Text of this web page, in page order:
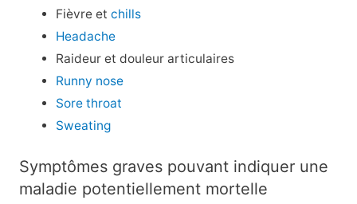
Fièvre etchills
Headache
Raideur et douleur articulaires
Runny nose
Sore throat
Sweating
Symptômes graves pouvant indiquer une
maladie potentiellement mortelle